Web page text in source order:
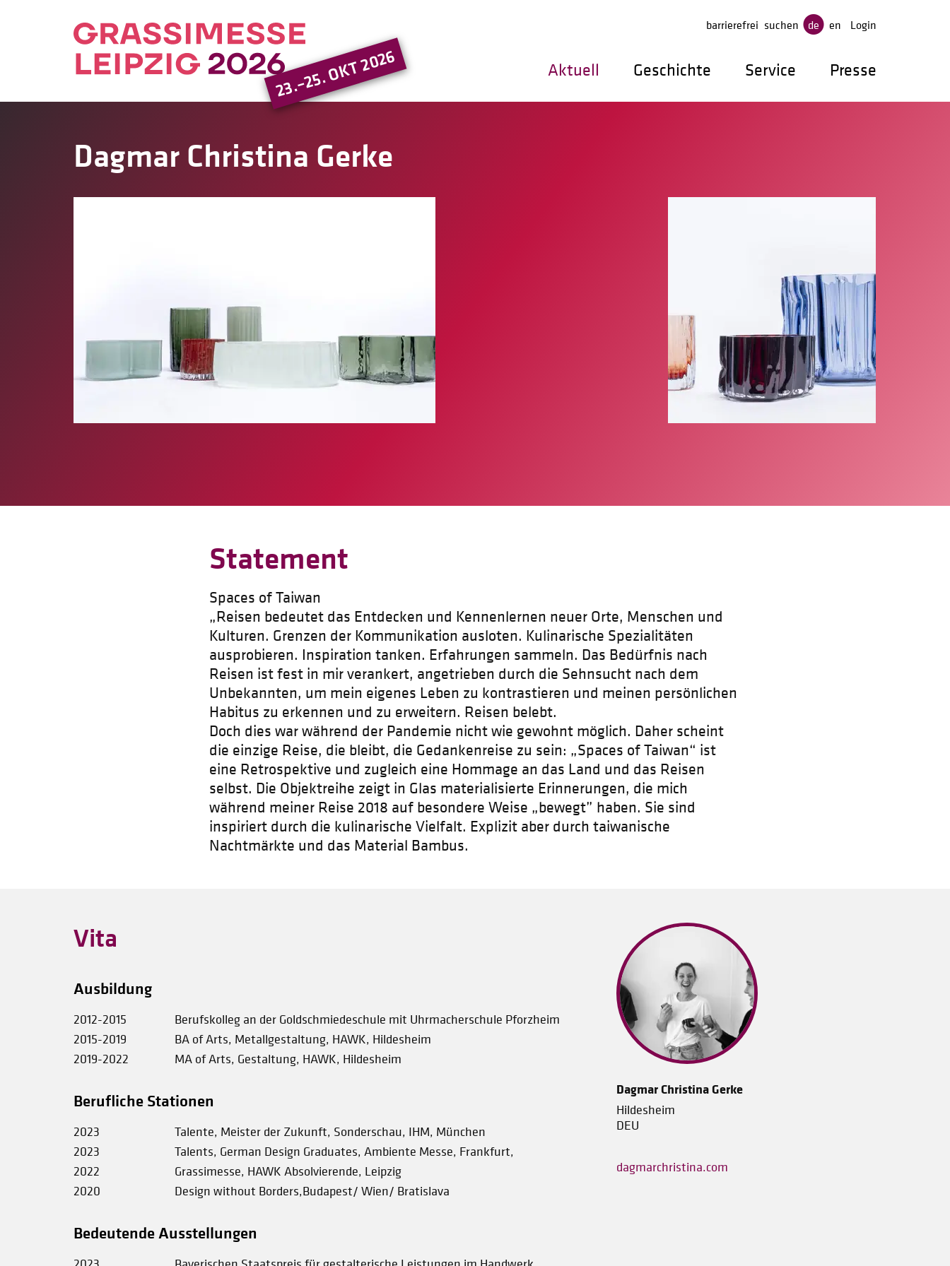
23.–25. OKT 2026
barrierefrei suchen de en Login
Aktuell Geschichte Service Presse
Dagmar Christina Gerke
Statement
Spaces of Taiwan
„Reisen bedeutet das Entdecken und Kennenlernen neuer Orte, Menschen und
Kulturen. Grenzen der Kommunikation ausloten. Kulinarische Spezialitäten
ausprobieren. Inspiration tanken. Erfahrungen sammeln. Das Bedürfnis nach
Reisen ist fest in mir verankert, angetrieben durch die Sehnsucht nach dem
Unbekannten, um mein eigenes Leben zu kontrastieren und meinen persönlichen
Habitus zu erkennen und zu erweitern. Reisen belebt.
Doch dies war während der Pandemie nicht wie gewohnt möglich. Daher scheint
die einzige Reise, die bleibt, die Gedankenreise zu sein: „Spaces of Taiwan“ ist
eine Retrospektive und zugleich eine Hommage an das Land und das Reisen
selbst. Die Objektreihe zeigt in Glas materialisierte Erinnerungen, die mich
während meiner Reise 2018 auf besondere Weise „bewegt” haben. Sie sind
inspiriert durch die kulinarische Vielfalt. Explizit aber durch taiwanische
Nachtmärkte und das Material Bambus.
Vita
Ausbildung
2012-2015
Berufskolleg an der Goldschmiedeschule mit Uhrmacherschule Pforzheim
2015-2019
BA of Arts, Metallgestaltung, HAWK, Hildesheim
2019-2022
MA of Arts, Gestaltung, HAWK, Hildesheim
Berufliche Stationen
2023
Talente, Meister der Zukunft, Sonderschau, IHM, München
2023
Talents, German Design Graduates, Ambiente Messe, Frankfurt,
2022
Grassimesse, HAWK Absolvierende, Leipzig
2020
Design without Borders,Budapest/ Wien/ Bratislava
Bedeutende Ausstellungen
Dagmar Christina Gerke
Hildesheim
DEU
dagmarchristina.com